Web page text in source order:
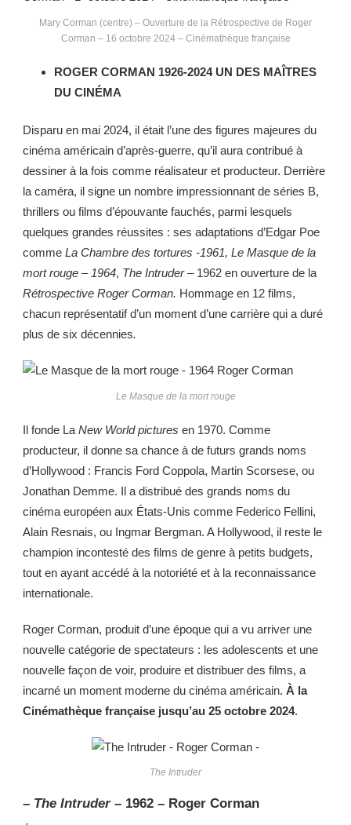
Mary Corman (centre) – Ouverture de la Rétrospective de Roger
Corman – 16 octobre 2024 – Cinémathèque française
ROGER CORMAN 1926-2024 UN DES MAÎTRES
DU CINÉMA
Disparu en mai 2024, il était l’une des figures majeures du
cinéma américain d’après-guerre, qu’il aura contribué à
dessiner à la fois comme réalisateur et producteur. Derrière
la caméra, il signe un nombre impressionnant de séries B,
thrillers ou films d’épouvante fauchés, parmi lesquels
quelques grandes réussites : ses adaptations d’Edgar Poe
comme La Chambre des tortures -1961, Le Masque de la
mort rouge – 1964, The Intruder – 1962 en ouverture de la
Rétrospective Roger Corman. Hommage en 12 films,
chacun représentatif d’un moment d’une carrière qui a duré
plus de six décennies.
Le Masque de la mort rouge
Il fonde La New World pictures en 1970. Comme
producteur, il donne sa chance à de futurs grands noms
d’Hollywood : Francis Ford Coppola, Martin Scorsese, ou
Jonathan Demme. Il a distribué des grands noms du
cinéma européen aux États-Unis comme Federico Fellini,
Alain Resnais, ou Ingmar Bergman. A Hollywood, il reste le
champion incontesté des films de genre à petits budgets,
tout en ayant accédé à la notoriété et à la reconnaissance
internationale.
Roger Corman, produit d’une époque qui a vu arriver une
nouvelle catégorie de spectateurs : les adolescents et une
nouvelle façon de voir, produire et distribuer des films, a
incarné un moment moderne du cinéma américain. À la
Cinémathèque française jusqu’au 25 octobre 2024.
The Intruder
– The Intruder– 1962 – Roger Corman